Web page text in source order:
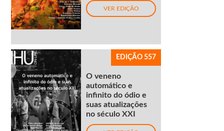
VER EDIÇÃO
EDIÇÃO 557
O veneno
automático e
infinito do ódio e
suas atualizações
no século XXI